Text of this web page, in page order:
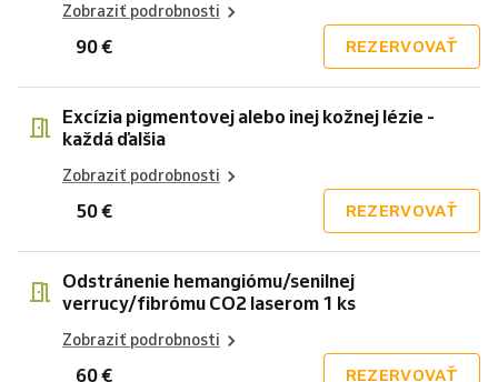
Zobraziť podrobnosti
90 € REZERVOVAŤ
Excízia pigmentovej alebo inej kožnej lézie -
každá ďalšia
Zobraziť podrobnosti
50 € REZERVOVAŤ
Odstránenie hemangiómu/senilnej
verrucy/fibrómu CO2 laserom 1 ks
Zobraziť podrobnosti
60 € REZERVOVAŤ